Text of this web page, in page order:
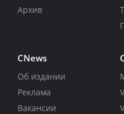
Архив
CNews
Об издании
Реклама
Вакансии